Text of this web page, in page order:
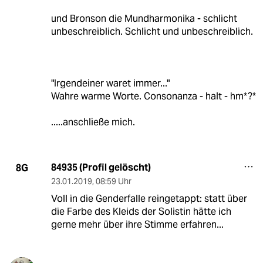
und Bronson die Mundharmonika - schlicht
unbeschreiblich. Schlicht und unbeschreiblich.
"Irgendeiner waret immer..."
Wahre warme Worte. Consonanza - halt - hm*?*
.....anschließe mich.
8G 84935 (Profil gelöscht)
23.01.2019, 08:59 Uhr
Voll in die Genderfalle reingetappt: statt über
die Farbe des Kleids der Solistin hätte ich
gerne mehr über ihre Stimme erfahren...